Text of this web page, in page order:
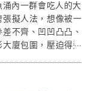
內一群會吃人的大
張擬人法，想像被一
不齊、凹凹凸凸、
廈包圍，壓迫得透
早已聞名國